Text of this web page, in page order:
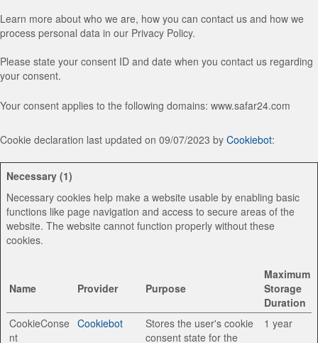
Learn more about who we are, how you can contact us and how we
process personal data in our Privacy Policy.
Please state your consent ID and date when you contact us regarding
your consent.
Your consent applies to the following domains: www.safar24.com
Cookie declaration last updated on 09/07/2023 by Cookiebot:
Necessary (1)
Necessary cookies help make a website usable by enabling basic
functions like page navigation and access to secure areas of the
website. The website cannot function properly without these
cookies.
Name Provider Purpose
Maximum
Storage
Duration
CookieConse
nt
Cookiebot
Stores the user's cookie
consent state for the
1 year